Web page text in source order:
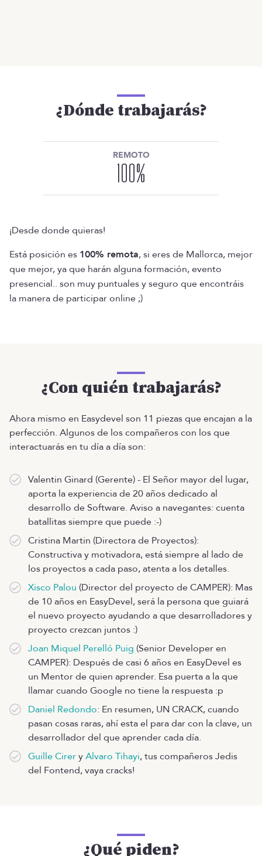
¿Dónde trabajarás?
REMOTO
100%
¡Desde donde quieras!
Está posición es 100% remota, si eres de Mallorca, mejor
que mejor, ya que harán alguna formación, evento
presencial.. son muy puntuales y seguro que encontráis
la manera de participar online ;)
¿Con quién trabajarás?
Ahora mismo en Easydevel son 11 piezas que encajan a la
perfección. Algunos de los compañeros con los que
interactuarás en tu día a día son:
Valentin Ginard (Gerente) - El Señor mayor del lugar,
aporta la experiencia de 20 años dedicado al
desarrollo de Software. Aviso a navegantes: cuenta
batallitas siempre que puede :-)
Cristina Martin (Directora de Proyectos):
Constructiva y motivadora, está siempre al lado de
los proyectos a cada paso, atenta a los detalles.
Xisco Palou (Director del proyecto de CAMPER): Mas
de 10 años en EasyDevel, será la persona que guiará
el nuevo proyecto ayudando a que desarrolladores y
proyecto crezcan juntos :)
Joan Miquel Perelló Puig (Senior Developer en
CAMPER): Después de casi 6 años en EasyDevel es
un Mentor de quien aprender. Esa puerta a la que
llamar cuando Google no tiene la respuesta :p
Daniel Redondo: En resumen, UN CRACK, cuando
pasan cosas raras, ahí esta el para dar con la clave, un
desarrollador del que aprender cada día.
Guille CireryAlvaro Tihayi, tus compañeros Jedis
del Fontend, vaya cracks!
¿Qué piden?